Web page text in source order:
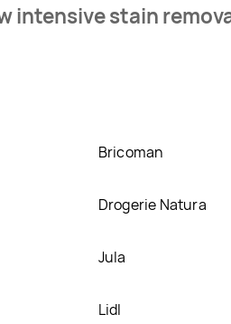
intensive stain
Bricoman
Drogerie Natura
Jula
Lidl